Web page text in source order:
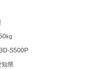
kg
S500P
知県